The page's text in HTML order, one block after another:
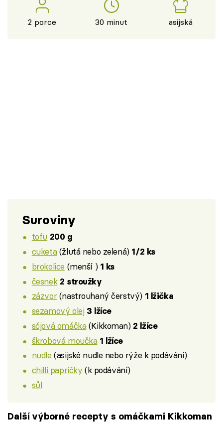
2 porce 30 minut asijská
Suroviny
tofu 200 g
cuketa(žlutá nebo zelená) 1/2 ks
brokolice (menší ) 1 ks
česnek 2 stroužky
zázvor(nastrouhaný čerstvý) 1 lžička
sezamový olej 3 lžíce
sójová omáčka(Kikkoman) 2 lžíce
škrobová moučka 1 lžíce
nudle (asijské nudle nebo rýže k podávání)
chilli papričky (k podávání)
sůl
Další výborné recepty s omáčkami Kikkoman